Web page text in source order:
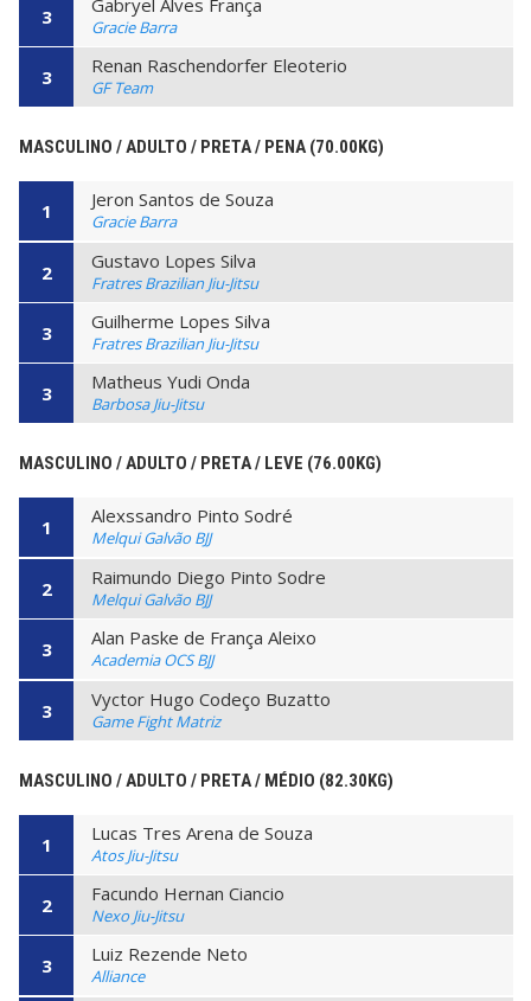
3 Gracie Barra
3 Renan Raschendorfer Eleoterio
GF Team
MASCULINO / ADULTO / PRETA / PENA (70.00KG)
1 Jeron Santos de Souza
Gracie Barra
2 Gustavo Lopes Silva
Fratres Brazilian Jiu-Jitsu
3 Guilherme Lopes Silva
Fratres Brazilian Jiu-Jitsu
3 Matheus Yudi Onda
Barbosa Jiu-Jitsu
MASCULINO / ADULTO / PRETA / LEVE (76.00KG)
1 Alexssandro Pinto Sodré
Melqui Galvão BJJ
2 Raimundo Diego Pinto Sodre
Melqui Galvão BJJ
3 Alan Paske de França Aleixo
Academia OCS BJJ
3 Vyctor Hugo Codeço Buzatto
Game Fight Matriz
MASCULINO / ADULTO / PRETA / MÉDIO (82.30KG)
1 Lucas Tres Arena de Souza
Atos Jiu-Jitsu
2 Facundo Hernan Ciancio
Nexo Jiu-Jitsu
3 Luiz Rezende Neto
Alliance